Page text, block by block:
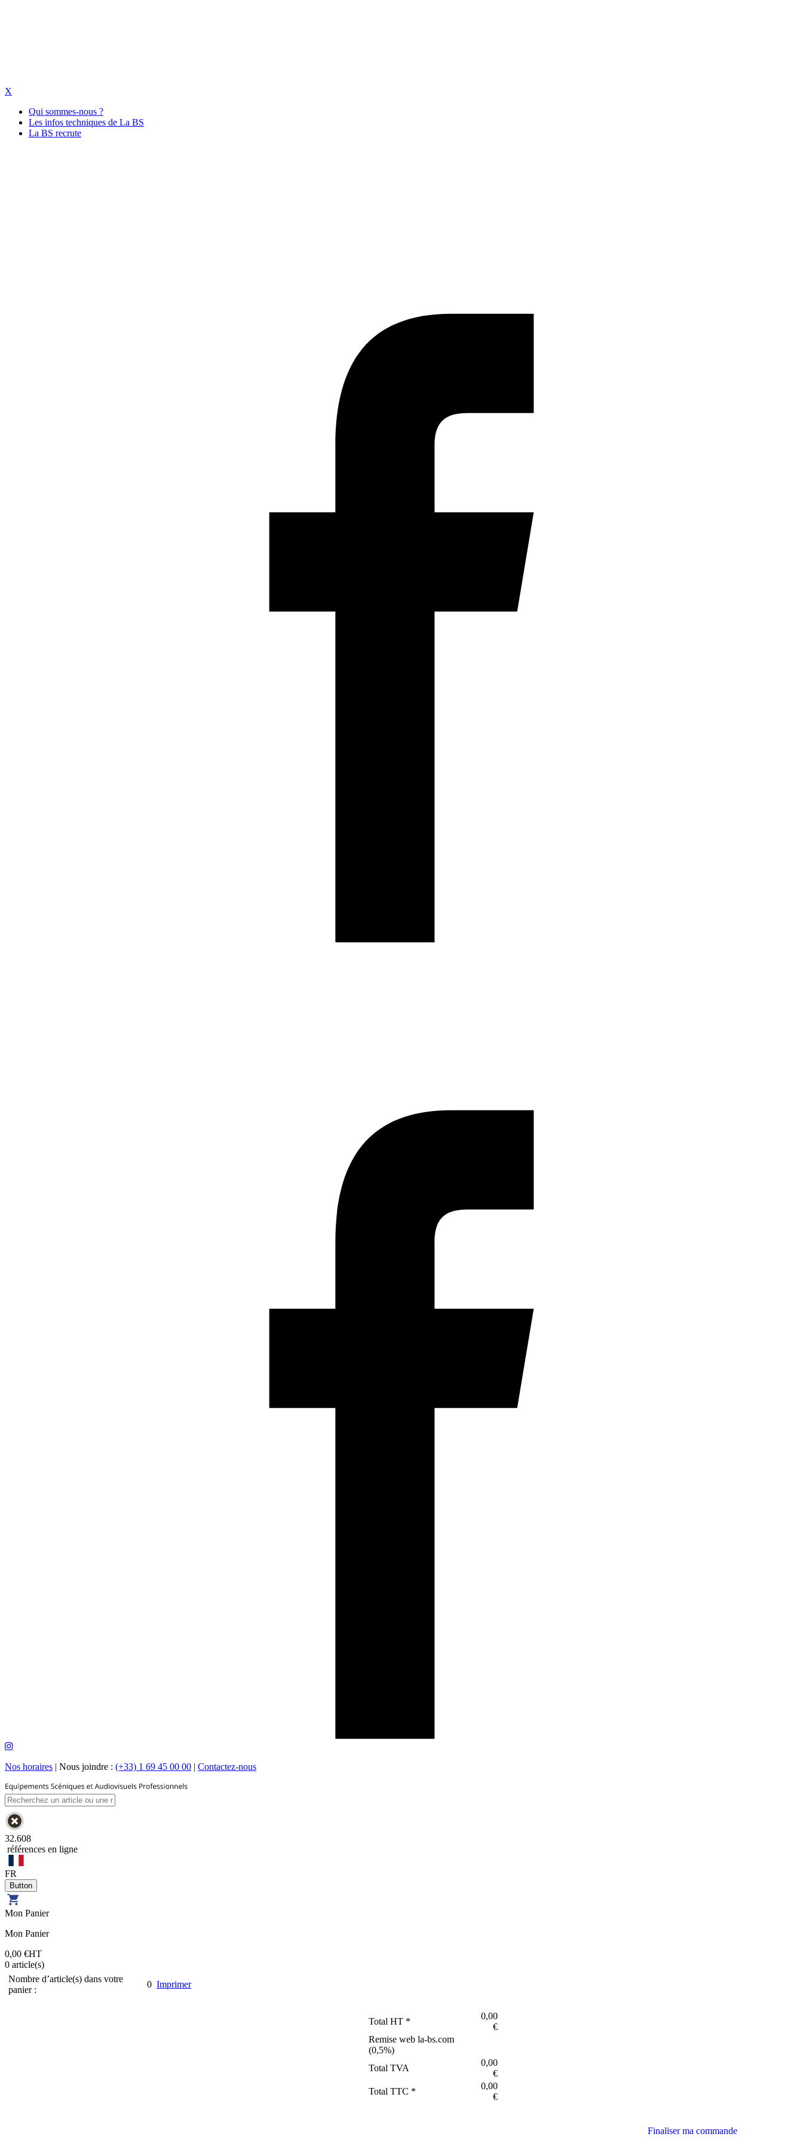
X
Qui sommes-nous ?
Les infos techniques de La BS
La BS recrute
Nos horaires | Nous joindre : (+33) 1 69 45 00 00 | Contactez-nous
32.608
références en ligne
FR
Mon Panier
Mon Panier
0,00 €HT
0 article(s)
Nombre d’article(s) dans votre
panier :
0 Imprimer
Total HT *
0,00
€
Remise web la-bs.com
(0,5%)
Total TVA
0,00
€
Total TTC *
0,00
€
Finaliser ma commande